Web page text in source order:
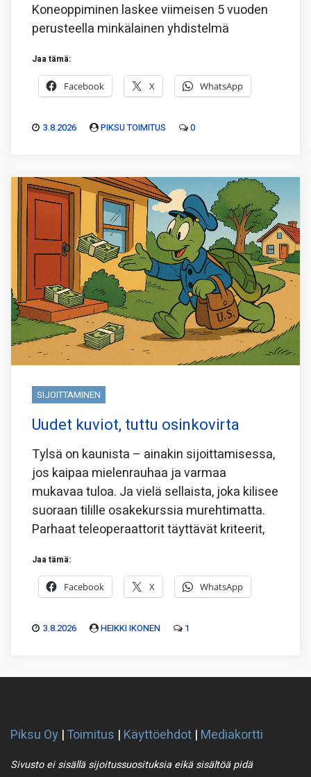
Koneoppiminen laskee viimeisen 5 vuoden
perusteella minkälainen yhdistelmä
Jaa tämä:
Facebook X WhatsApp
3.8.2026 PIKSU TOIMITUS 0
SIJOITTAMINEN
Uudet kuviot, tuttu osinkovirta
Tylsä on kaunista – ainakin sijoittamisessa,
jos kaipaa mielenrauhaa ja varmaa
mukavaa tuloa. Ja vielä sellaista, joka kilisee
suoraan tilille osakekurssia murehtimatta.
Parhaat teleoperaattorit täyttävät kriteerit,
Jaa tämä:
Facebook X WhatsApp
3.8.2026 HEIKKI IKONEN 1
Piksu Oy |Toimitus | Käyttöehdot | Mediakortti
Sivusto ei sisällä sijoitussuosituksia eikä sisältöä pidä